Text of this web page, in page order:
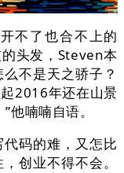
不了也合不上的
头发，Steven本
不是天之骄子？
2016年还在山景
喃喃自语。
码的难，又怎比
创业不得不会。